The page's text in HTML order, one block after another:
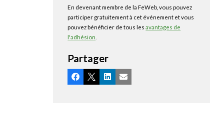
En devenant membre de la FeWeb, vous pouvez
participer gratuitement à cet événement et vous
pouvez bénéficier de tous lesavantages de
l'adhésion
Partager
Facebook
X LinkedIn
Email